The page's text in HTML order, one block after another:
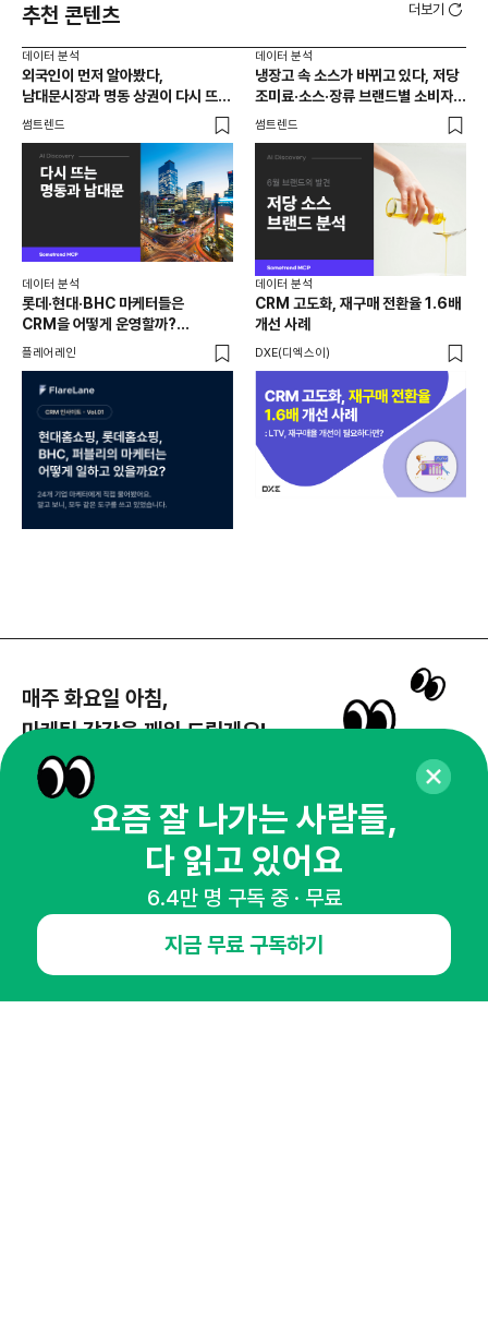
추천 콘텐츠 더보기
데이터 분석
외국인이 먼저 알아봤다,
남대문시장과 명동 상권이 다시 뜨는
이유는 뭘까
썸트렌드
데이터 분석
냉장고 속 소스가 바뀌고 있다, 저당
조미료·소스·장류 브랜드별 소비자
반응 분석
썸트렌드
데이터 분석
롯데·현대·BHC 마케터들은
CRM을 어떻게 운영할까?
24개사가 직접 답한 마케팅 자동화
플레어레인
데이터 분석
CRM 고도화, 재구매 전환율 1.6배
개선 사례
DXE(디엑스이)
매주 화요일 아침,
마케팅 감각을 깨워 드릴게요!
65,043명의 마케터를 성장시키는 뉴스레터
뉴스레터 구독하기
NHN AD
오픈애즈란 공지사항 제휴문의
인사이터 신청
뉴스레터
광고안내
요즘 잘 나가는 사람들,
다 읽고 있어요
6.4만 명 구독 중 · 무료
지금 무료 구독하기